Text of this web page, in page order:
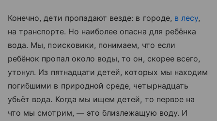
Конечно, дети пропадают везде: в городе, в лесу,
на транспорте. Но наиболее опасна для ребёнка
вода. Мы, поисковики, понимаем, что если
ребёнок пропал около воды, то он, скорее всего,
утонул. Из пятнадцати детей, которых мы находим
погибшими в природной среде, четырнадцать
убьёт вода. Когда мы ищем детей, то первое на
что мы смотрим, — это близлежащую воду. И